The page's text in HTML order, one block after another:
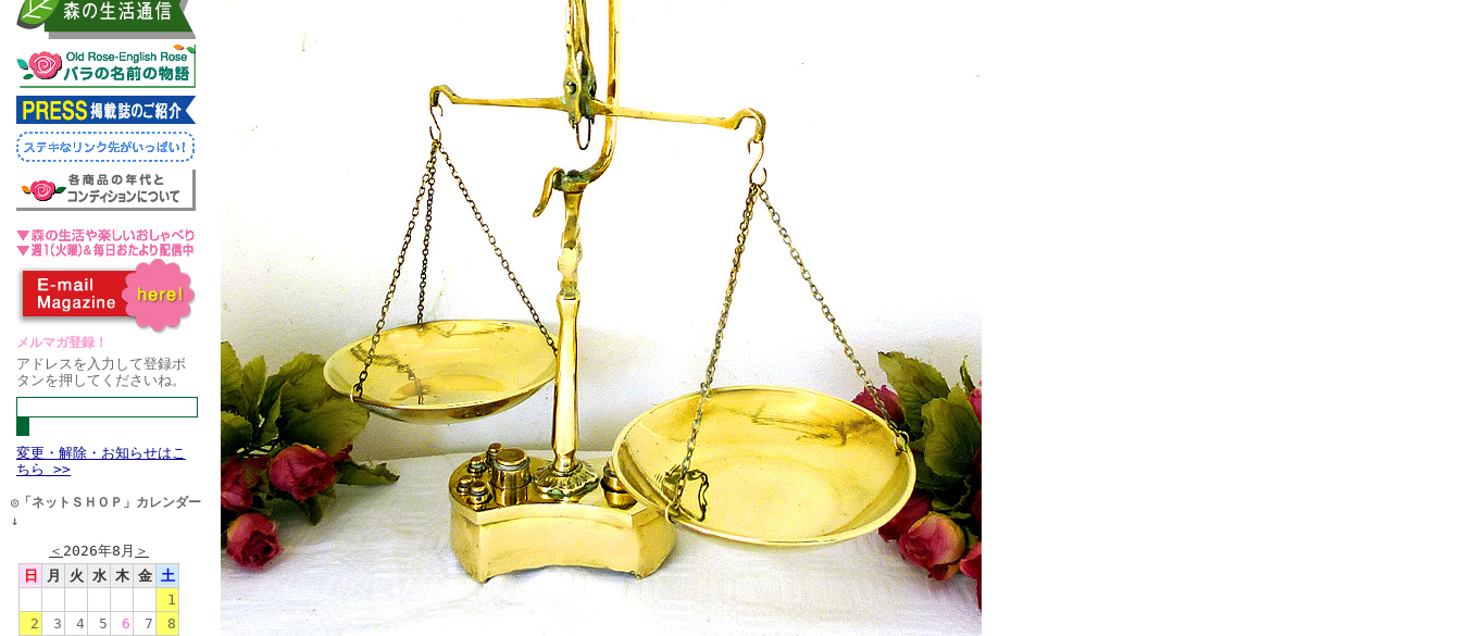
メルマガ登録！
アドレスを入力して登録ボ
タンを押してくださいね。
変更・解除・お知らせはこ
ちら >>
◎「ネットＳＨＯＰ」カレンダー
↓
＜ 2026年8月 ＞
日
月 火 水 木 金 土
1
2
3 4 5 6 7
8